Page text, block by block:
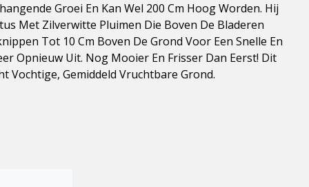
Groei En Kan Wel 200 Cm Hoog Worden. Hij
Met Zilverwitte Pluimen Die Boven De Bladeren
Tot 10 Cm Boven De Grond Voor Een Snelle En
Opnieuw Uit. Nog Mooier En Frisser Dan Eerst! Dit
Vochtige, Gemiddeld Vruchtbare Grond.